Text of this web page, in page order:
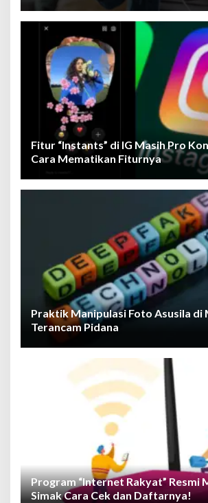
Fitur “Instants” di IG Masih Pro
Cara Mematikan Fiturnya
Praktik Manipulasi Foto Asusila di
Terancam Pidana
Program “Internet Rakyat” Resmi
Simak Cara Cek dan Daftarnya!